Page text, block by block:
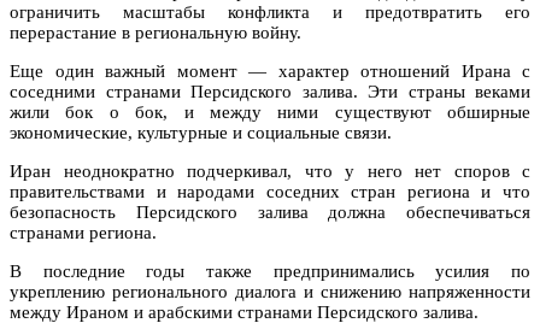
ограничить масштабы конфликта и предотвратить его
перерастание в региональную войну.
Еще один важный момент — характер отношений Ирана с
соседними странами Персидского залива. Эти страны веками
жили бок о бок, и между ними существуют обширные
экономические, культурные и социальные связи.
Иран неоднократно подчеркивал, что у него нет споров с
правительствами и народами соседних стран региона и что
безопасность Персидского залива должна обеспечиваться
странами региона.
В последние годы также предпринимались усилия по
укреплению регионального диалога и снижению напряженности
между Ираном и арабскими странами Персидского залива.